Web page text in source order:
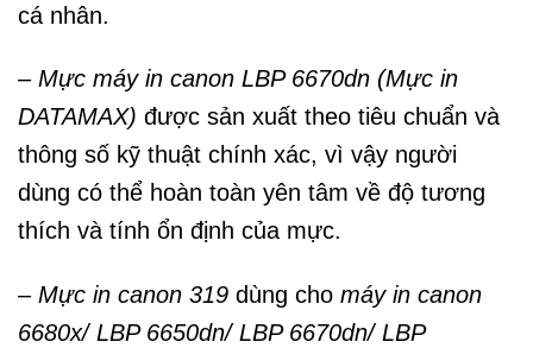
cá nhân.
–Mực máy in canon LBP 6670dn (Mực in
DATAMAX) được sản xuất theo tiêu chuẩn và
thông số kỹ thuật chính xác, vì vậy người
dùng có thể hoàn toàn yên tâm về độ tương
thích và tính ổn định của mực.
– Mực in canon 319 dùng cho máy in canon
6680x/ LBP 6650dn/ LBP 6670dn/ LBP